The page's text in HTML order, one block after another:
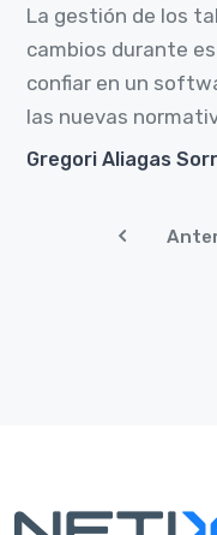
La gestión de los
cambios durante
confiar en un
las nuevas
Gregori Aliagas